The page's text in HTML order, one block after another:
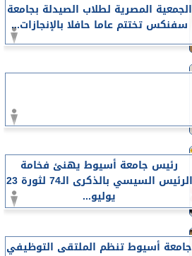
الجمعية المصرية لطلاب الصيدلة بجامعة
سفنكس تختتم عاما حافلا بالإنجازات...
رئيس جامعة أسيوط يهنئ فخامة
الرئيس السيسي بالذكرى الـ74 لثورة 23
يوليو...
جامعة أسيوط تنظم الملتقى التوظيفي